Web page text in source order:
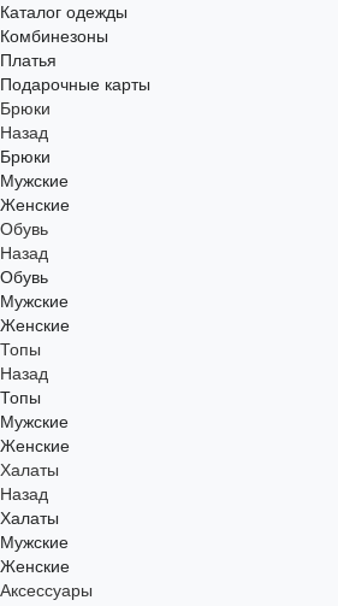
Каталог одежды
Комбинезоны
Платья
Подарочные карты
Брюки
Назад
Брюки
Мужские
Женские
Обувь
Назад
Обувь
Мужские
Женские
Топы
Назад
Топы
Мужские
Женские
Халаты
Назад
Халаты
Мужские
Женские
Аксессуары